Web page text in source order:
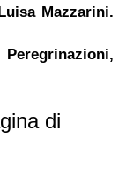
Mazzarini.
di